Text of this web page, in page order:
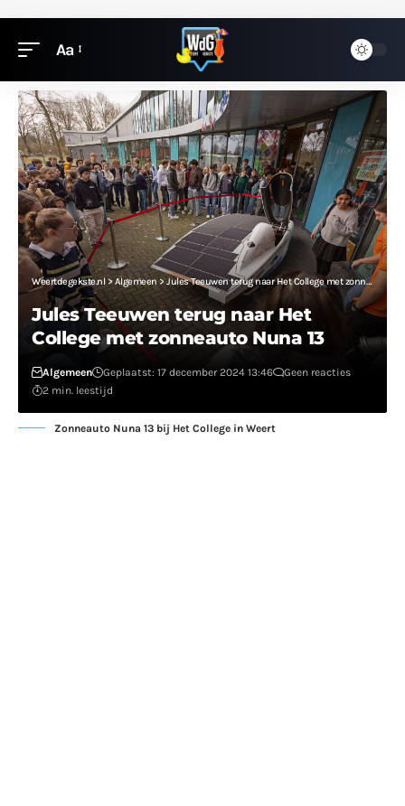
Aa
Weertdegekste.nl>Algemeen> Jules Teeuwen terug naar Het College met zonneauto Nuna 13
Jules Teeuwen terug naar Het
College met zonneauto Nuna 13
Algemeen Geplaatst: 17 december 2024 13:46
Geen reacties
2 min. leestijd
Zonneauto Nuna 13 bij Het College in Weert